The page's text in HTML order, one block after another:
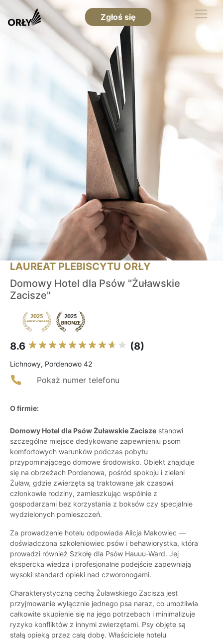
Zgłoś się
LAUREAT PLEBISCYTU ORŁY
Domowy Hotel dla Psów "Żuławskie
Zacisze"
8.6 (8)
Lichnowy, Pordenowo 42
Pokaż numer telefonu
O firmie:
Domowy Hotel dla Psów Żuławskie Zacisze stanowi
szczególne miejsce dedykowane zapewnieniu psom
komfortowych warunków podczas pobytu
przypominającego domowe środowisko. Obiekt znajduje
się na obrzeżach Pordenowa, pośród spokoju i zieleni
Żuław, gdzie zwierzęta są traktowane jak czasowi
członkowie rodziny, zamieszkując wspólnie z
gospodarzami bez korzystania z boksów czy specjalnie
wydzielonych pomieszczeń.
Za prowadzenie hotelu odpowiada Alicja Makowiec —
doświadczona szkoleniowiec psów i behawiorystka, która
prowadzi również Szkołę dla Psów Hauuu-Ward. Jej
ekspercka wiedza i profesjonalne podejście zapewniają
wysoki standard opieki nad czworonogami.
Charakterystyczną cechą Żuławskiego Zacisza jest
przyjmowanie wyłącznie jednego psa naraz, co umożliwia
całkowite skupienie się na jego potrzebach i minimalizuje
ryzyko konfliktów z innymi zwierzętami. Psy objęte są
stałą opieką przez całą dobę. Właściciele hotelu